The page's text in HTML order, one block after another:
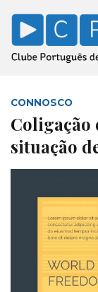
CONNOSCO
Coligação
situação